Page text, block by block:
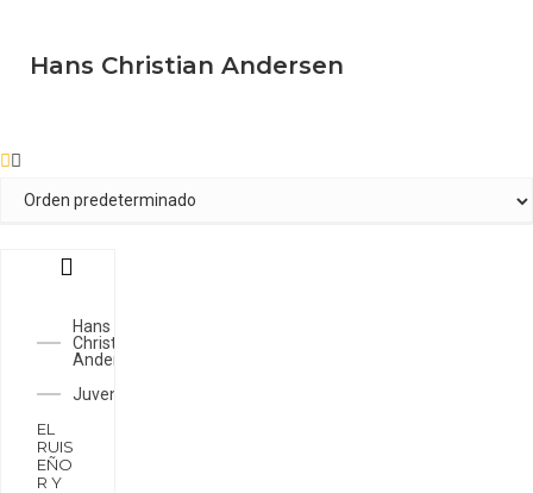
Hans Christian Andersen
Hans
Christian
Andersen
Juveniles
EL
RUIS
EÑO
R Y